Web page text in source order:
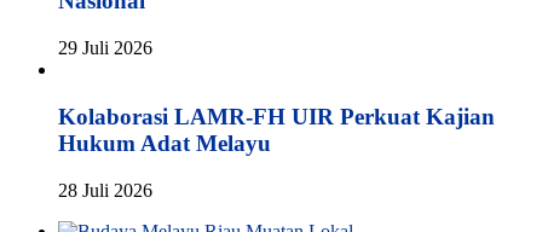
29 Juli 2026
Kolaborasi LAMR-FH UIR Perkuat Kajian
Hukum Adat Melayu
28 Juli 2026